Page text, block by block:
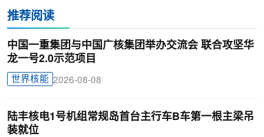
推荐阅读
中国一重集团与中国广核集团举办交流会 联合攻坚华
龙一号2.0示范项目
世界核能 2026-08-08
陆丰核电1号机组常规岛首台主行车B车第一根主梁吊
装就位